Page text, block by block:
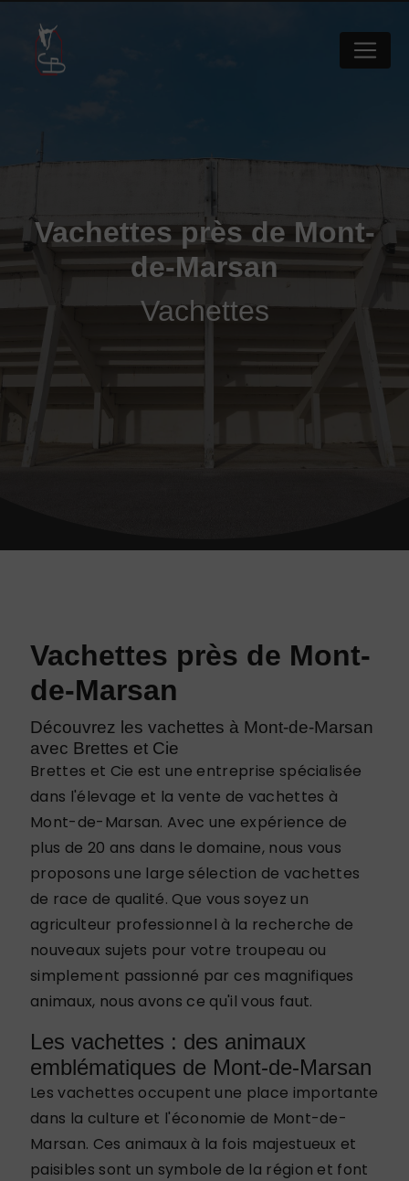
Vachettes près de Mont-
de-Marsan
Vachettes
Vachettes près de Mont-
de-Marsan
Découvrez les vachettes à Mont-de-Marsan
avec Brettes et Cie
Brettes et Cie est une entreprise spécialisée
dans l'élevage et la vente de vachettes à
Mont-de-Marsan. Avec une expérience de
plus de 20 ans dans le domaine, nous vous
proposons une large sélection de vachettes
de race de qualité. Que vous soyez un
agriculteur professionnel à la recherche de
nouveaux sujets pour votre troupeau ou
simplement passionné par ces magnifiques
animaux, nous avons ce qu'il vous faut.
Les vachettes : des animaux
emblématiques de Mont-de-Marsan
Les vachettes occupent une place importante
dans la culture et l'économie de Mont-de-
Marsan. Ces animaux à la fois majestueux et
paisibles sont un symbole de la région et font